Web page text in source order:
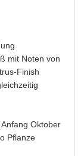
mit Noten von
Finish
Oktober
Pflanze